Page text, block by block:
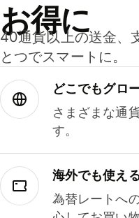
お得に
40通貨以上の送金、
とつでスマートに。
どこでもグ⁠ロ⁠
さまざまな通
す。
海外でも使え
為替レートへ